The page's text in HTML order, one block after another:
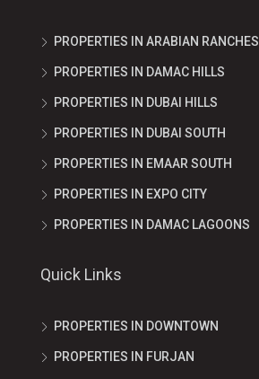
PROPERTIES IN ARABIAN RANCHES
PROPERTIES IN DAMAC HILLS
PROPERTIES IN DUBAI HILLS
PROPERTIES IN DUBAI SOUTH
PROPERTIES IN EMAAR SOUTH
PROPERTIES IN EXPO CITY
PROPERTIES IN DAMAC LAGOONS
Quick Links
PROPERTIES IN DOWNTOWN
PROPERTIES IN FURJAN